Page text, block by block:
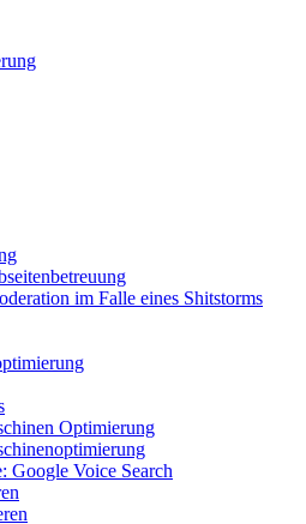
im Falle eines Shitstorms
Optimierung
Google Voice Search